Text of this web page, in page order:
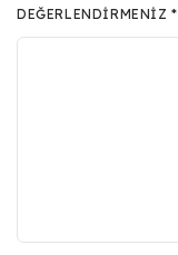
DEĞERLENDIRMENIZ*